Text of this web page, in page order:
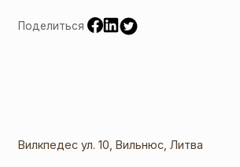
Поделиться
Вилкпедес ул. 10, Вильнюс, Литва